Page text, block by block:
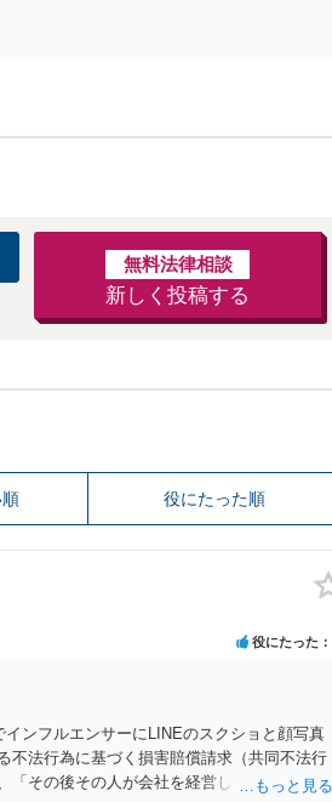
無料法律相談
新しく投稿する
役にたった順
役にたった
ンフルエンサーにLINEのスクショと顔写真
不法行為に基づく損害賠償請求（共同不法行
「その後その人が会社を経営しているようで